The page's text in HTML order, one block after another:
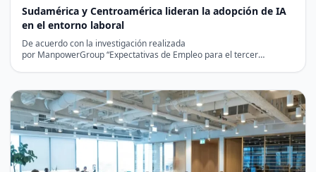
Sudamérica y Centroamérica lideran la adopción de IA
en el entorno laboral
De acuerdo con la investigación realizada
por ManpowerGroup “Expectativas de Empleo para el tercer